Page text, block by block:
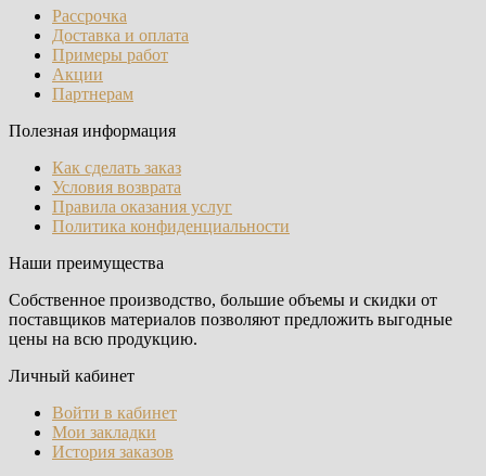
Рассрочка
Доставка и оплата
Примеры работ
Акции
Партнерам
Полезная информация
Как сделать заказ
Условия возврата
Правила оказания услуг
Политика конфиденциальности
Наши преимущества
Собственное производство, большие объемы и скидки от
поставщиков материалов позволяют предложить выгодные
цены на всю продукцию.
Личный кабинет
Войти в кабинет
Мои закладки
История заказов